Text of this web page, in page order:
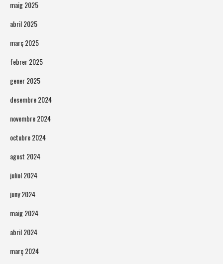
maig 2025
abril 2025
març 2025
febrer 2025
gener 2025
desembre 2024
novembre 2024
octubre 2024
agost 2024
juliol 2024
juny 2024
maig 2024
abril 2024
març 2024